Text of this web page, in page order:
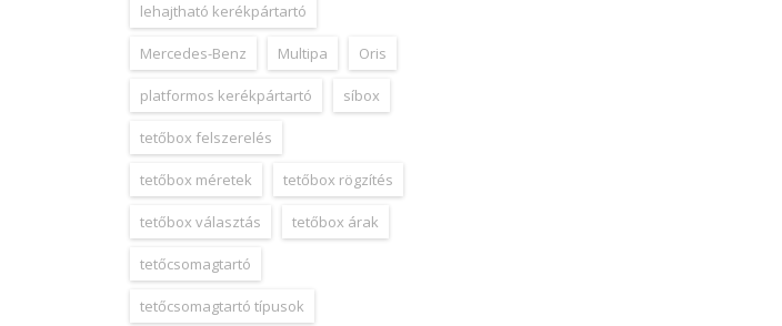
lehajtható kerékpártartó
Mercedes-Benz Multipa Oris
platformos kerékpártartó síbox
tetőbox felszerelés
tetőbox méretek tetőbox rögzítés
tetőbox választás tetőbox árak
tetőcsomagtartó
tetőcsomagtartó típusok